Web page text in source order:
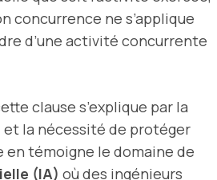
concurrence ne s’applique
d’une activité concurrente
clause s’explique par la
la nécessité de protéger
en témoigne le domaine de
(IA) où des ingénieurs